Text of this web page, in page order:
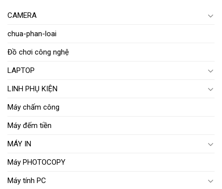
CAMERA
chua-phan-loai
Đồ chơi công nghệ
LAPTOP
LINH PHỤ KIỆN
Máy chấm công
Máy đếm tiền
MÁY IN
Máy PHOTOCOPY
Máy tính PC